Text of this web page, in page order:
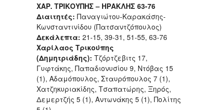
ΧΑΡ. ΤΡΙΚΟΥΠΗΣ – ΗΡΑΚΛΗΣ 63-76
Διαιτητές: Παναγιώτου-Καρακάσης-
Κωνσταντινίδου (Πατσαντζόπουλος)
Δεκάλεπτα: 21-15, 39-31, 51-55, 63-76
Χαρίλαος Τρικούπης
(Δημητριάδης): Τζόρτζεβιτς 17,
Γυφτάκης, Παπαδιονυσίου 9, Ντόβας 15
(1), Αδαμόπουλος, Σταυρόπουλος 7 (1),
Χατζηκυριακίδης, Τσαπατώρης, Ξηρός,
Δεμερτζής 5 (1), Αντωνάκης 5 (1), Πολίτης